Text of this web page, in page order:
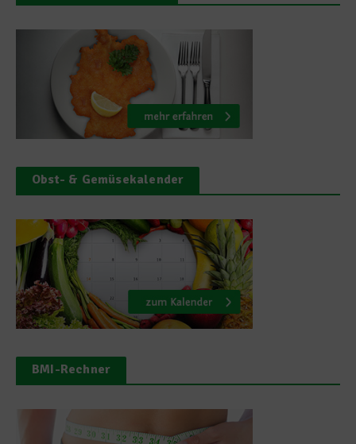
Obst- & Gemüsekalender
BMI-Rechner